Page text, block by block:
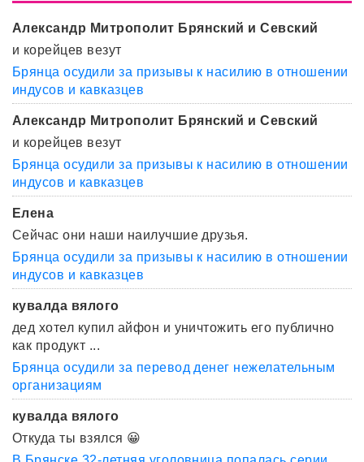
Александр Митрополит Брянский и Севский
и корейцев везут
Брянца осудили за призывы к насилию в отношении
индусов и кавказцев
Александр Митрополит Брянский и Севский
и корейцев везут
Брянца осудили за призывы к насилию в отношении
индусов и кавказцев
Елена
Сейчас они наши наилучшие друзья.
Брянца осудили за призывы к насилию в отношении
индусов и кавказцев
кувалда вялого
дед хотел купил айфон и уничтожить его публично
как продукт ...
Брянца осудили за перевод денег нежелательным
организациям
кувалда вялого
Откуда ты взялся 😀